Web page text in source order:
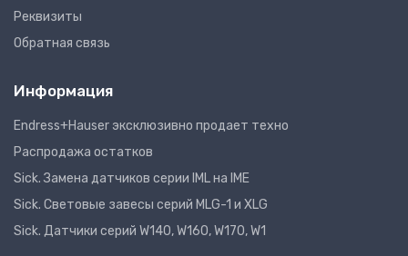
Реквизиты
Обратная связь
Информация
Endress+Hauser эксклюзивно продает техно
Распродажа остатков
Sick. Замена датчиков серии IML на IME
Sick. Световые завесы серий MLG-1 и XLG
Sick. Датчики серий W140, W160, W170, W1